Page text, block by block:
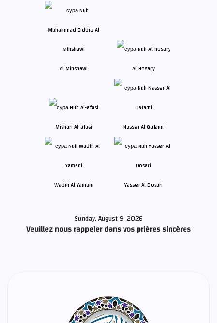
Al Minshawi Al Hosary
Mishari Al-afasi Nasser Al Qatami
Wadih Al Yamani Yasser Al Dosari
Sunday, August 9, 2026
Veuillez nous rappeler dans vos prières sincères